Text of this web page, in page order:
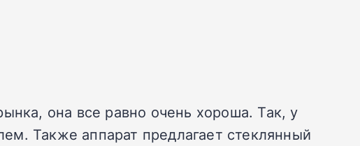
она все равно очень хороша. Так, у
Также аппарат предлагает стеклянный